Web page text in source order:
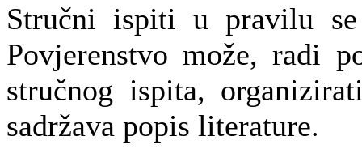
Stručni ispiti u pravilu
Povjerenstvo može, radi
stručnog ispita,
sadržava popis literature.